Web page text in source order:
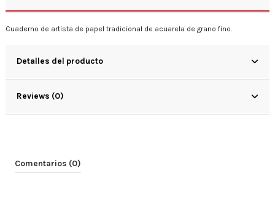
Cuaderno de artista de papel tradicional de acuarela de grano fino.
Detalles del producto
Reviews (0)
Comentarios (0)